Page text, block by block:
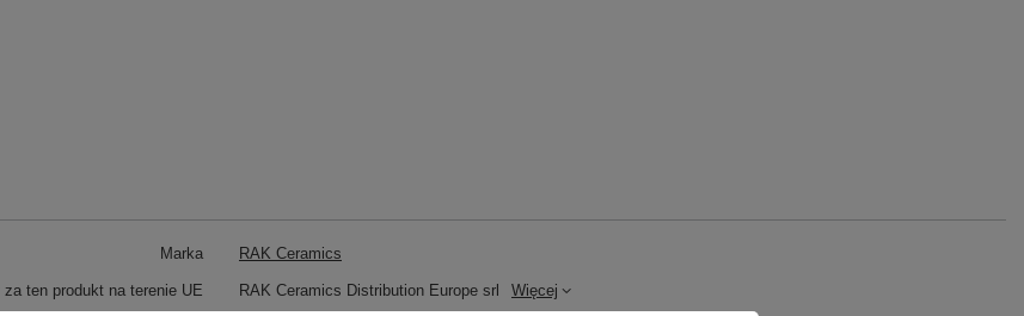
Marka RAK Ceramics
ten produkt na terenie UE RAK Ceramics Distribution Europe srl Więcej